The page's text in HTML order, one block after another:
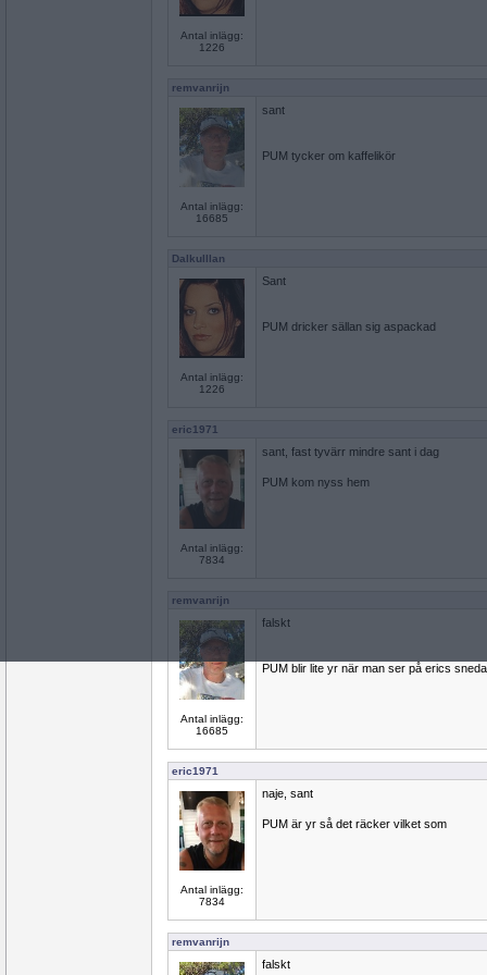
Antal inlägg:
1226
remvanrijn
Antal inlägg:
16685
sant
PUM tycker om kaffelikör
Dalkulllan
Antal inlägg:
1226
Sant
PUM dricker sällan sig aspackad
eric1971
Antal inlägg:
7834
sant, fast tyvärr mindre sant i dag
PUM kom nyss hem
remvanrijn
Antal inlägg:
16685
falskt
PUM blir lite yr när man ser på erics
eric1971
Antal inlägg:
7834
naje, sant
PUM är yr så det räcker vilket som
remvanrijn
falskt